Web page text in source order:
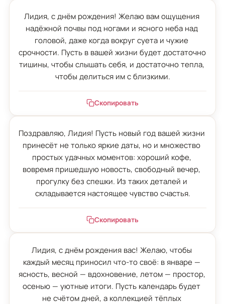
Лидия, с днём рождения! Желаю вам ощущения
надёжной почвы под ногами и ясного неба над
головой, даже когда вокруг суета и чужие
срочности. Пусть в вашей жизни будет достаточно
тишины, чтобы слышать себя, и достаточно тепла,
чтобы делиться им с близкими.
Скопировать
Поздравляю, Лидия! Пусть новый год вашей жизни
принесёт не только яркие даты, но и множество
простых удачных моментов: хороший кофе,
вовремя пришедшую новость, свободный вечер,
прогулку без спешки. Из таких деталей и
складывается настоящее чувство счастья.
Скопировать
Лидия, с днём рождения вас! Желаю, чтобы
каждый месяц приносил что-то своё: в январе —
ясность, весной — вдохновение, летом — простор,
осенью — уютные итоги. Пусть календарь будет
не счётом дней, а коллекцией тёплых